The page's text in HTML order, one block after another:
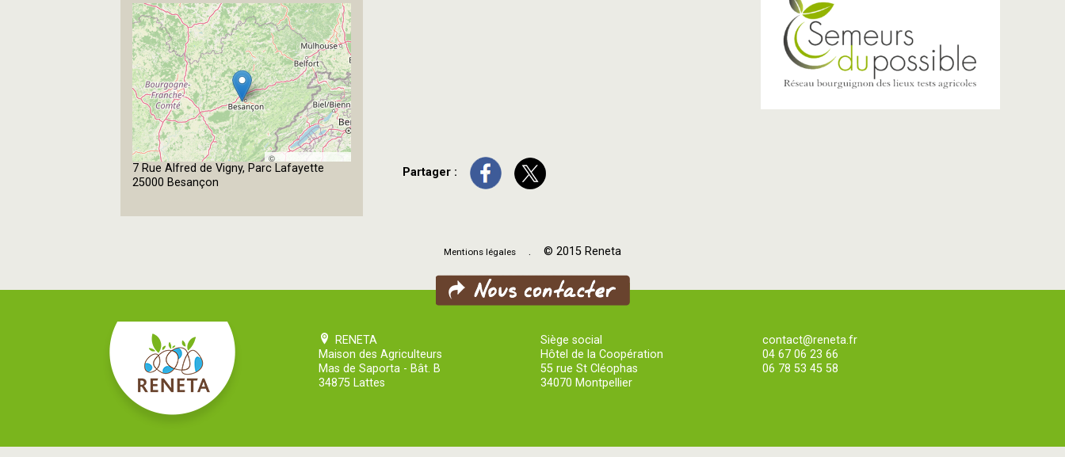
Partager :
©
OpenStreetMap
7 Rue Alfred de Vigny, Parc Lafayette
25000 Besançon
Mentions légales . © 2015 Reneta
RENETA
Maison des Agriculteurs
Mas de Saporta - Bât. B
34875 Lattes
Siège social
Hôtel de la Coopération
55 rue St Cléophas
34070 Montpellier
contact@reneta.fr
04 67 06 23 66
06 78 53 45 58